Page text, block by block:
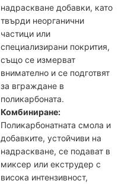
надраскване добавки, като
твърди неорганични
частици или
специализирани покрития,
също се измерват
внимателно и се подготвят
за вграждане в
поликарбоната.
Комбиниране:
Поликарбонатната смола и
добавките, устойчиви на
надраскване, се подават в
миксер или екструдер с
висока интензивност,